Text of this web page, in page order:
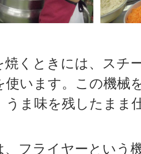
焼くときには、スチ
使います。この機械
うま味を残したまま
、フライヤーという